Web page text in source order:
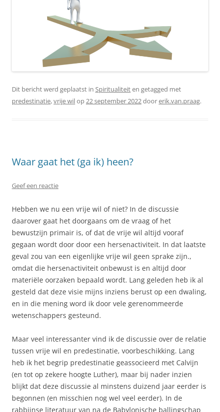
Dit bericht werd geplaatst in Spiritualiteiten getagged met
predestinatie,vrije wilop22 september 2022doorerik.van.praag.
Waar gaat het (ga ik) heen?
Geef een reactie
Hebben we nu een vrije wil of niet? In de discussie
daarover gaat het doorgaans om de vraag of het
bewustzijn primair is, of dat de vrije wil altijd vooraf
gegaan wordt door door een hersenactiviteit. In dat laatste
geval zou van een eigenlijke vrije wil geen sprake zijn.,
omdat die hersenactiviteit onbewust is en altijd door
materiële oorzaken bepaald wordt. Lang geleden heb ik al
gesteld dat deze visie mijns inziens berust op een dwaling,
en in die mening word ik door vele gerenommeerde
wetenschappers gesteund.
Maar veel interessanter vind ik de discussie over de relatie
tussen vrije wil en predestinatie, voorbeschikking. Lang
heb ik het begrip predestinatie geassocieerd met Calvijn
(en tot op zekere hoogte Luther), maar bij nader inzien
blijkt dat deze discussie al minstens duizend jaar eerder is
begonnen (en misschien nog wel veel eerder). In de
rabbijnse literatuur van na de Babylonische ballingschap